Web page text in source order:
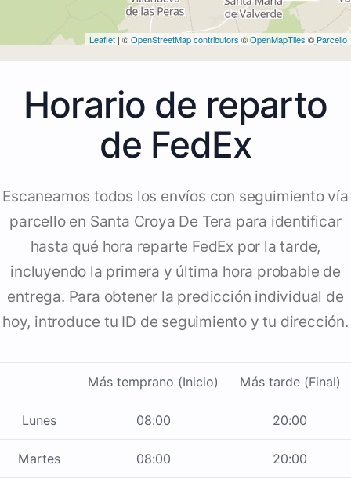
Leaflet | ©OpenStreetMap contributors ©OpenMapTiles © Parcello
Horario de reparto
de FedEx
Escaneamos todos los envíos con seguimiento vía
parcello en Santa Croya De Tera para identificar
hasta qué hora reparte FedEx por la tarde,
incluyendo la primera y última hora probable de
entrega. Para obtener la predicción individual de
hoy, introduce tu ID de seguimiento y tu dirección.
Más temprano (Inicio) Más tarde (Final)
Lunes 08:00 20:00
Martes 08:00 20:00